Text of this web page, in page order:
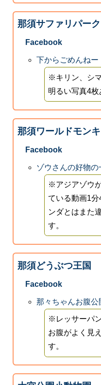
那須サファリパーク
Facebook
下からごめんねー
※キリン、シ
明るい写真4枚
那須ワールドモン
Facebook
ゾウさんの好物の
※アジアゾウ
ている動画1
ンダとはまた
す。
那須どうぶつ王国
Facebook
那々ちゃんお腹公
※レッサーパ
お腹がよく見
す。